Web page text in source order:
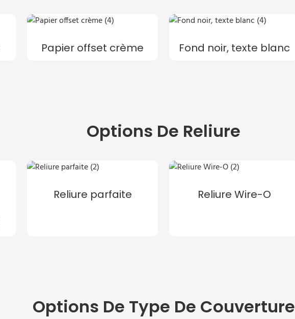
Papier offset crème Fond noir, texte blanc
Options De Reliure
Reliure parfaite Reliure Wire-O
Options De Type De Couverture